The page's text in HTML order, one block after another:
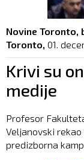
Novine Toronto,
Toronto, 01.
Krivi su
medije
Profesor
Veljanovski
predizborna